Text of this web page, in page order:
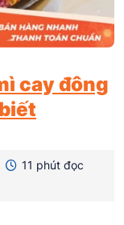
cay đông
11 phút đọc